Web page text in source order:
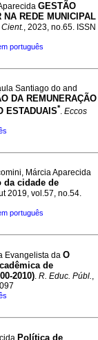
GESTÃO
NA REDE MUNICIPAL
, 2023, no.65. ISSN
português
Santiago do and
DA REMUNERAÇÃO
ESTADUAIS*. Eccos
Márcia Aparecida
da cidade de
2019, vol.57, no.54.
português
Evangelista da O
de
2010). R. Educ. Públ.,
Política de